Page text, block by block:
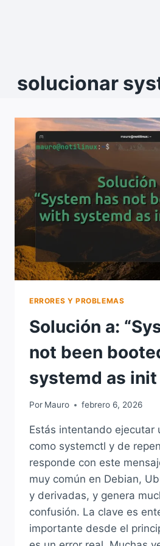
solucionar
ERRORES Y PROBLEMAS
Solución a:
not been
systemd as init
Por Mauro febrero 6, 2026
Estás intentando ejecutar
como systemctl y de
responde con este
muy común en Debian,
y derivadas, y genera
confusión. La clave es
importante desde el